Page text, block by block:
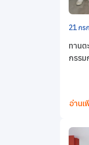
การพัฒนาอย่าง
การกำกับดูแลกิ
21 กร
ทานต
กรรม
อ่านเ